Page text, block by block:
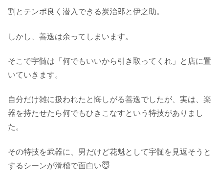
割とテンポ良く潜入できる炭治郎と伊之助。
しかし、善逸は余ってしまいます。
そこで宇髄は「何でもいいから引き取ってくれ」と店に置
いていきます。
自分だけ雑に扱われたと悔しがる善逸でしたが、実は、楽
器を持たせたら何でもひきこなすという特技がありまし
た。
その特技を武器に、男だけど花魁として宇髄を見返そうと
するシーンが滑稽で面白い😇